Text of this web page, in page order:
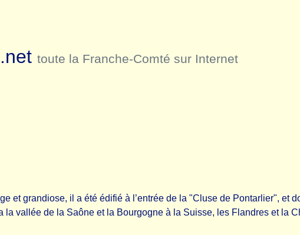
toute la Franche-Comté sur Internet
et grandiose, il a été édifié à l’entrée de la "Cluse de Pontarlier", et
vallée de la Saône et la Bourgogne à la Suisse, les Flandres et la